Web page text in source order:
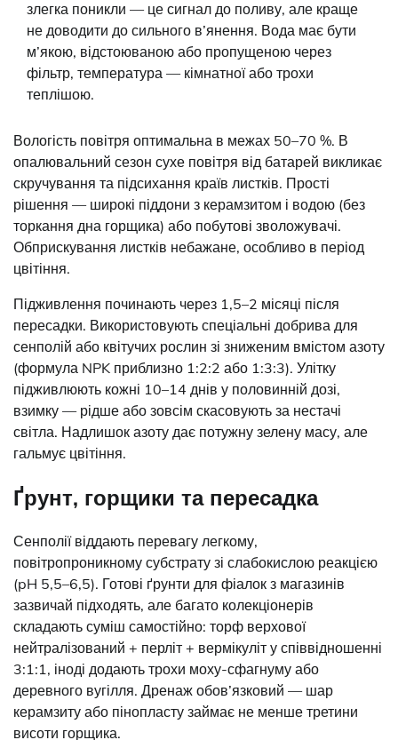
злегка поникли — це сигнал до поливу, але краще
не доводити до сильного в’янення. Вода має бути
м’якою, відстоюваною або пропущеною через
фільтр, температура — кімнатної або трохи
теплішою.
Вологість повітря оптимальна в межах 50–70 %. В
опалювальний сезон сухе повітря від батарей викликає
скручування та підсихання країв листків. Прості
рішення — широкі піддони з керамзитом і водою (без
торкання дна горщика) або побутові зволожувачі.
Обприскування листків небажане, особливо в період
цвітіння.
Підживлення починають через 1,5–2 місяці після
пересадки. Використовують спеціальні добрива для
сенполій або квітучих рослин зі зниженим вмістом азоту
(формула NPK приблизно 1:2:2 або 1:3:3). Улітку
підживлюють кожні 10–14 днів у половинній дозі,
взимку — рідше або зовсім скасовують за нестачі
світла. Надлишок азоту дає потужну зелену масу, але
гальмує цвітіння.
Ґрунт, горщики та пересадка
Сенполії віддають перевагу легкому,
повітропроникному субстрату зі слабокислою реакцією
(pH 5,5–6,5). Готові ґрунти для фіалок з магазинів
зазвичай підходять, але багато колекціонерів
складають суміш самостійно: торф верхової
нейтралізований + перліт + вермікуліт у співвідношенні
3:1:1, іноді додають трохи моху-сфагнуму або
деревного вугілля. Дренаж обов’язковий — шар
керамзиту або пінопласту займає не менше третини
висоти горщика.